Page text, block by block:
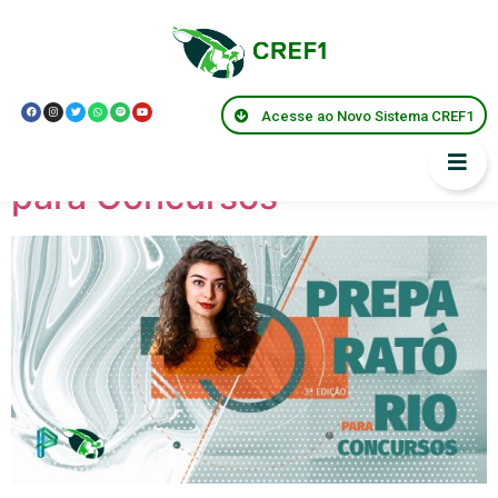
Acesse ao Novo Sistema CREF1
Localização:SANTO
ANTÔNIO DE PÁDUA
para Concursos